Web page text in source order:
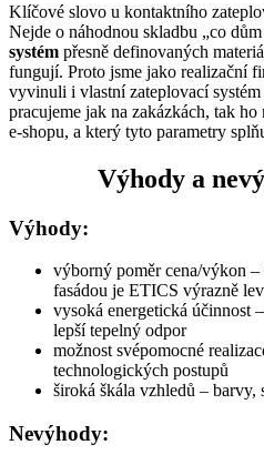
Klíčové slovo u kontaktního
Nejde o náhodnou skladbu „co
systém přesně definovaných
fungují. Proto jsme jako realizační
vyvinuli i vlastní zateplovací
pracujeme jak na zakázkách, tak
e-shopu, a který tyto parametry
Výhody a
Výhody:
výborný poměr cena/výkon
fasádou je ETICS výrazně
vysoká energetická účinnost
lepší tepelný odpor
možnost svépomocné
technologických postupů
široká škála vzhledů –
Nevýhody: